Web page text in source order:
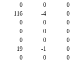
0 0
0
116 -4
0
0 0
0
0 0
0
0 0
0
19 -1
0
0 0
0